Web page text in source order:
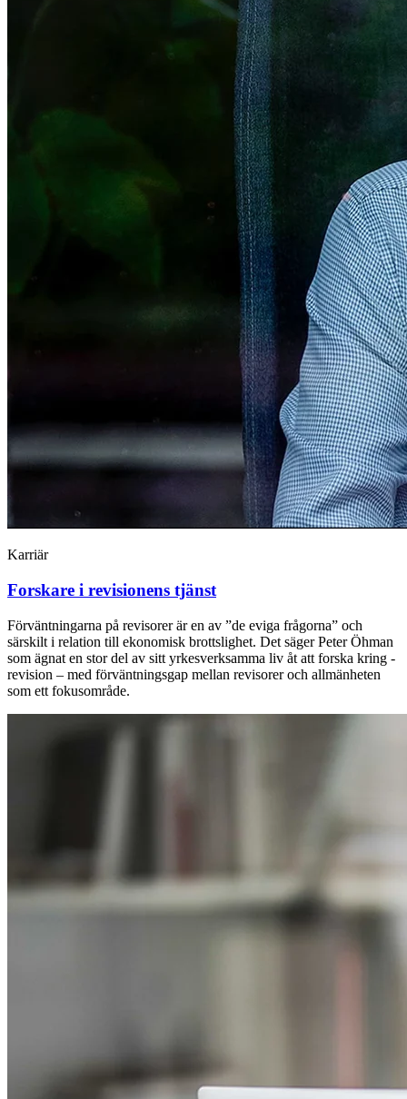
Karriär
Forskare i revisionens tjänst
Förväntningarna på revisorer är en av ”de ­eviga ­frågorna” och
särskilt i relation till ekonomisk ­brottslighet. Det säger Peter Öhman
som ägnat en stor del av sitt yrkesverksamma liv åt att ­forska kring ­
revision – med förväntningsgap mellan revisorer och allmänheten
som ett fokusområde.